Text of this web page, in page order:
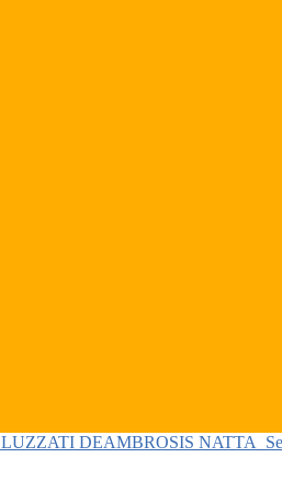
LUZZATI DEAMBROSIS NATTA